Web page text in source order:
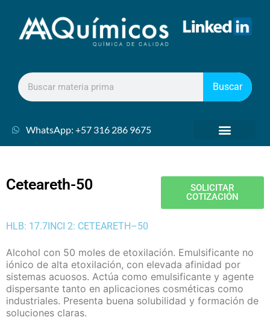
Buscar
WhatsApp: +57 316 286 9675
Ceteareth-50
SOLICITAR
COTIZACIÓN
HLB: 17.7 INCI 2: CETEARETH–50
Alcohol con 50 moles de etoxilación. Emulsificante no
iónico de alta etoxilación, con elevada afinidad por
sistemas acuosos. Actúa como emulsificante y agente
dispersante tanto en aplicaciones cosméticas como
industriales. Presenta buena solubilidad y formación de
soluciones claras.